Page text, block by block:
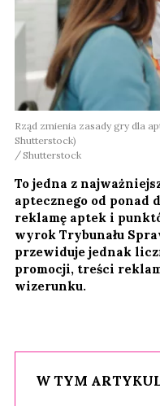
Rząd zmienia zasady gry dla
Shutterstock)
Shutterstock
To jedna z
aptecznego od ponad
reklamę aptek i
wyrok Trybunału
przewiduje jednak
promocji, treści
wizerunku.
W TYM